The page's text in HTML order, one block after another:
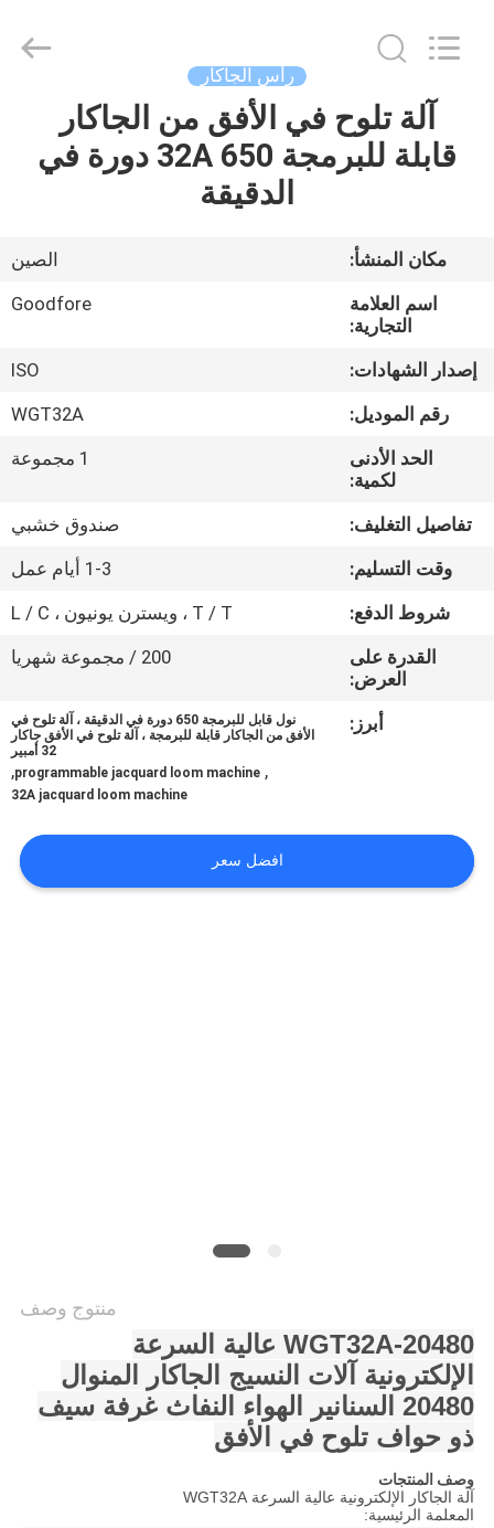
المنزل
فيديوهات
معلومات
عنا
جولة
المعمل
رقابة
جودة
اطلب
Machinery
Co.,Ltd.
رأس الجاكار
آلة تلوح في الأفق من الجاكار
قابلة للبرمجة 32A 650 دورة في
الدقيقة
مكان المنشأ:
الصين
اسم العلامة
التجارية:
Goodfore
إصدار الشهادات:
ISO
رقم الموديل:
WGT32A
الحد الأدنى
لكمية:
1 مجموعة
تفاصيل التغليف:
صندوق خشبي
وقت التسليم:
1-3 أيام عمل
شروط الدفع:
T / T ، ويسترن يونيون ، L / C
القدرة على
العرض:
200 / مجموعة شهريا
أبرز:
نول قابل للبرمجة 650 دورة في الدقيقة ، آلة تلوح في
الأفق من الجاكار قابلة للبرمجة ، آلة تلوح في الأفق جاكار
32 أمبير
,
programmable jacquard loom machine
,
32A jacquard loom machine
افضل سعر
منتوج وصف
WGT32A-20480 عالية السرعة
الإلكترونية آلات النسيج الجاكار المنوال
20480 السنانير الهواء النفاث غرفة سيف
ذو حواف تلوح في الأفق
وصف المنتجات
آلة الجاكار الإلكترونية عالية السرعة WGT32A
المعلمة الرئيسية: